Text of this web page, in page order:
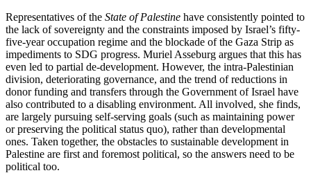
Representatives of the State of Palestine have consist­ently pointed to
the lack of sovereignty and the con­straints imposed by Israel’s fifty-
five-year occupation regime and the blockade of the Gaza Strip as
impedi­ments to SDG progress. Muriel Asseburg argues that this has
even led to partial de-development. However, the intra-Palestinian
division, deteriorating governance, and the trend of reductions in
donor funding and transfers through the Government of Israel have
also contributed to a disabling environment. All involved, she finds,
are largely pursuing self-serving goals (such as maintaining power
or preserving the political status quo), rather than developmental
ones. Taken together, the obstacles to sustainable development in
Palestine are first and foremost political, so the answers need to be
political too.